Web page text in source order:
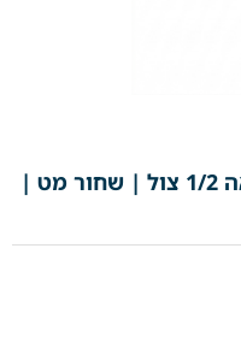
ברז דו כיווני לכיור / מדיח יציאה 1/2 צול | שחור מט |